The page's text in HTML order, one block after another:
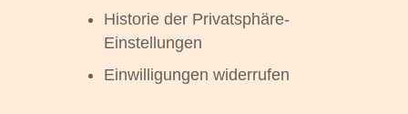
Historie der Privatsphäre-
Einstellungen
Einwilligungen widerrufen